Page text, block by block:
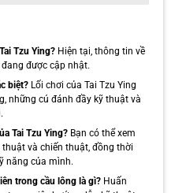
Tzu Ying?Hiện tại, thông tin về
được cập nhật.
biệt?Lối chơi của Tai Tzu Ying
những cú đánh đầy kỹ thuật và
Tai Tzu Ying?Bạn có thể xem
và chiến thuật, đồng thời
năng của mình.
trong cầu lông là gì?Huấn